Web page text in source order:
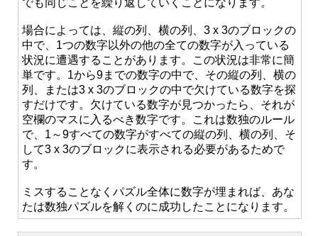
でも同じことを繰り返していくことになります。
場合によっては、縦の列、横の列、3 x 3のブロックの
中で、1つの数字以外の他の全ての数字が入っている
状況に遭遇することがあります。この状況は非常に簡
単です。1から9までの数字の中で、その縦の列、横の
列、または3 x 3のブロックの中で欠けている数字を探
すだけです。欠けている数字が見つかったら、それが
空欄のマスに入るべき数字です。これは数独のルール
で、1～9すべての数字がすべての縦の列、横の列、そ
して3 x 3のブロックに表示される必要があるためで
す。
ミスすることなくパズル全体に数字が埋まれば、あな
たは数独パズルを解くのに成功したことになります。